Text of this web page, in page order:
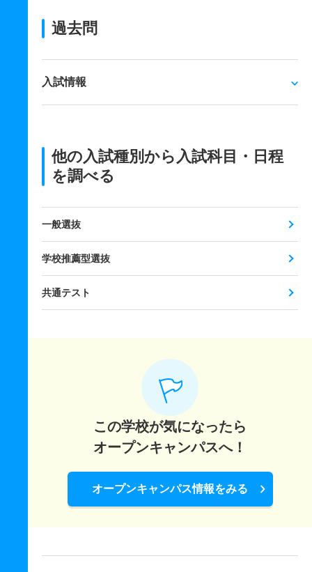
過去問
入試情報
他の入試種別から入試科目・日程
を調べる
一般選抜
学校推薦型選抜
共通テスト
この学校が気になったら
オープンキャンパスへ！
オープンキャンパス情報をみる